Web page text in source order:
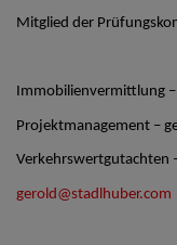
Mitglied der
Immobilienvermittlung
Projektmanagement –
Verkehrswertgutachten
gerold@stadlhuber.com